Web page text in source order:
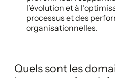
l’évolution et à
processus et des
organisationnelles.
Quels sont les